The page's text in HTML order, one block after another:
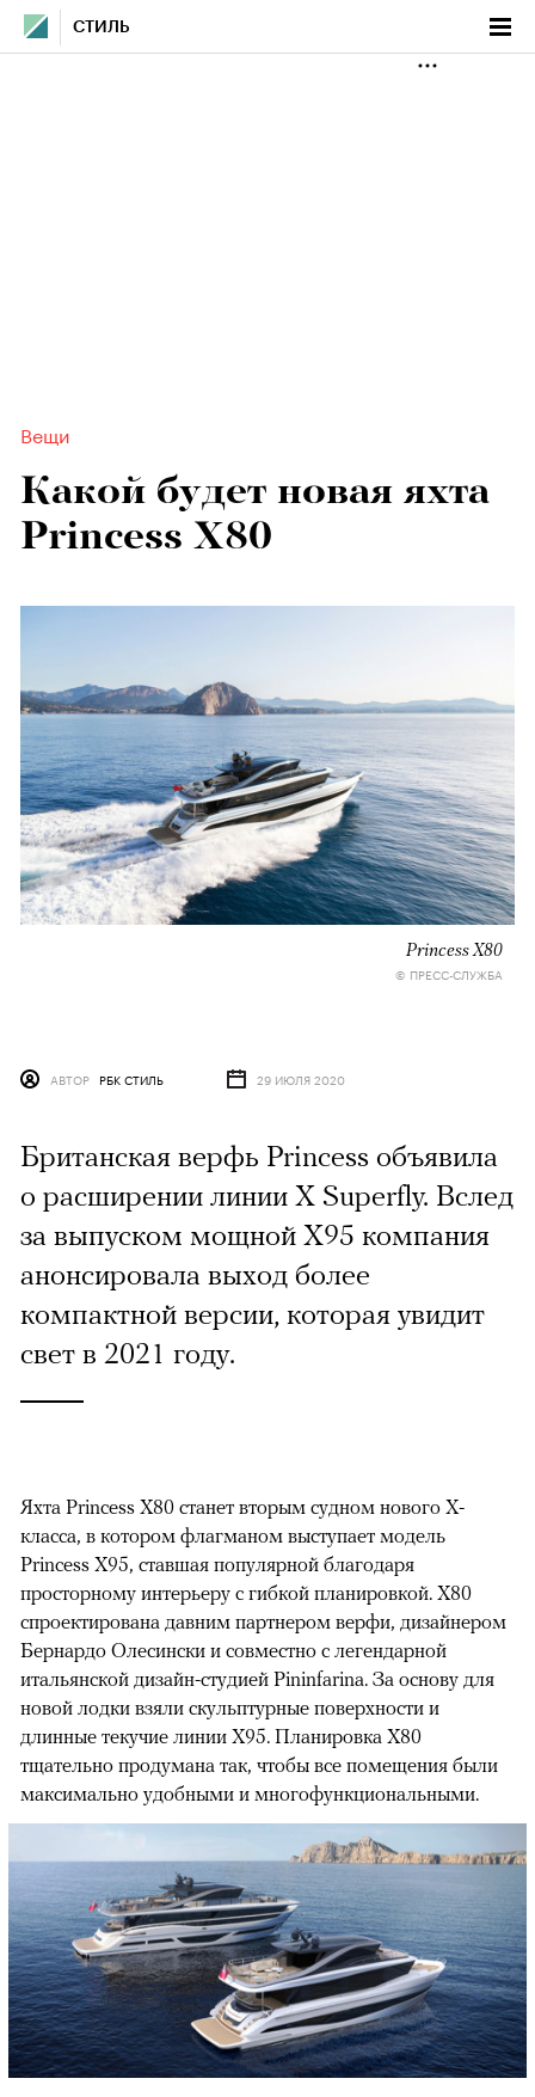
СТИЛЬ
Вещи
Какой будет новая яхта
Princess Х80
Princess Х80
© ПРЕСС-СЛУЖБА
АВТОР РБК СТИЛЬ 29 ИЮЛЯ 2020
Британская верфь Princess объявила
о расширении линии X Superfly. Вслед
за выпуском мощной X95 компания
анонсировала выход более
компактной версии, которая увидит
свет в 2021 году.
Яхта Princess Х80 станет вторым судном нового Х-
класса, в котором флагманом выступает модель
Princess X95, ставшая популярной благодаря
просторному интерьеру с гибкой планировкой. Х80
спроектирована давним партнером верфи, дизайнером
Бернардо Олесински и совместно с легендарной
итальянской дизайн-студией Pininfarina. За основу для
новой лодки взяли скульптурные поверхности и
длинные текучие линии Х95. Планировка X80
тщательно продумана так, чтобы все помещения были
максимально удобными и многофункциональными.